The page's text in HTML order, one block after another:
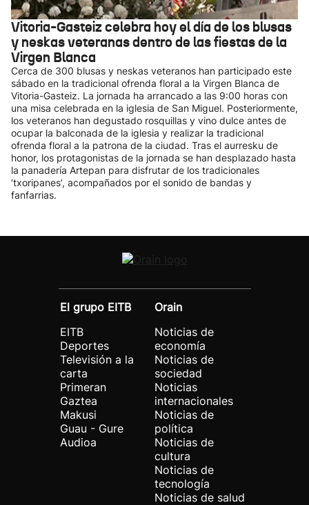
Vitoria-Gasteiz celebra hoy el día de los blusas
y neskas veteranas dentro de las fiestas de la
Virgen Blanca
Cerca de 300 blusas y neskas veteranos han participado este
sábado en la tradicional ofrenda floral a la Virgen Blanca de
Vitoria-Gasteiz. La jornada ha arrancado a las 9:00 horas con
una misa celebrada en la iglesia de San Miguel. Posteriormente,
los veteranos han degustado rosquillas y vino dulce antes de
ocupar la balconada de la iglesia y realizar la tradicional
ofrenda floral a la patrona de la ciudad. Tras el aurresku de
honor, los protagonistas de la jornada se han desplazado hasta
la panadería Artepan para disfrutar de los tradicionales
‘txoripanes’, acompañados por el sonido de bandas y
fanfarrias.
El grupo EITB
EITB
Deportes
Televisión a la
carta
Primeran
Gaztea
Makusi
Guau - Gure
Audioa
Orain
Noticias de
economía
Noticias de
sociedad
Noticias
internacionales
Noticias de
política
Noticias de
cultura
Noticias de
tecnología
Noticias de salud